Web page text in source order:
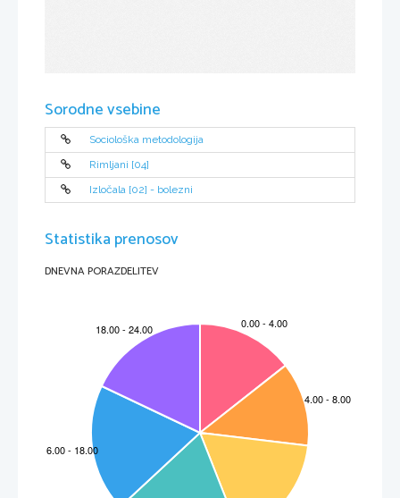
Sorodne vsebine
Sociološka metodologija
Rimljani [04]
Izločala [02] - bolezni
Statistika prenosov
DNEVNA PORAZDELITEV